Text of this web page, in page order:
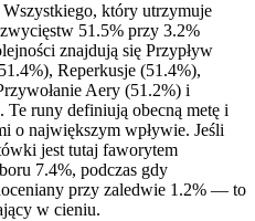
który utrzymuje
51.5% przy 3.2%
znajdują się Przypływ
Reperkusje (51.4%),
Aery (51.2%) i
runy definiują obecną metę i
o największym wpływie. Jeśli
jest tutaj faworytem
7.4%, podczas gdy
przy zaledwie 1.2% — to
w cieniu.